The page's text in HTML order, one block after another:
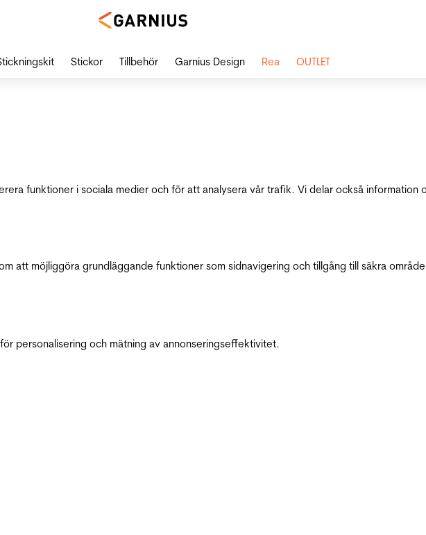
funktioner i sociala medier och för att analysera vår trafik. Vi delar också information
att möjliggöra grundläggande funktioner som sidnavigering och tillgång till säkra
personalisering och mätning av annonseringseffektivitet.
Stickor Tillbehör Garnius Design Rea OUTLET